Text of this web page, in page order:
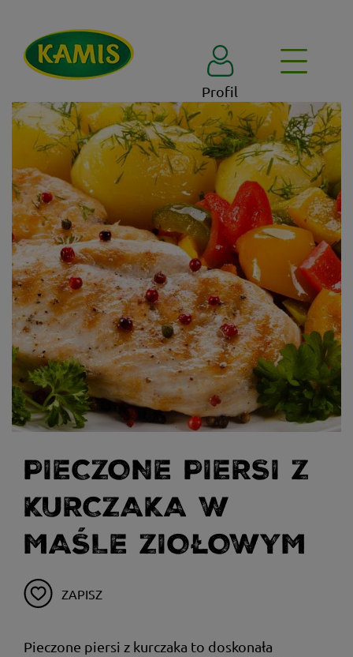
Profil
PIECZONE PIERSI Z
KURCZAKA W
MAŚLE ZIOŁOWYM
ZAPISZ
Pieczone piersi z kurczaka to doskonała